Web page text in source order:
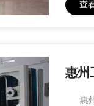
查
惠州
惠州